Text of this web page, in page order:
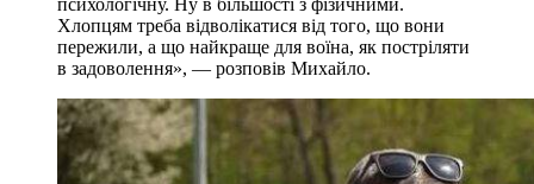
психологічну. Ну в більшості з фізичними.
Хлопцям треба відволікатися від того, що вони
пережили, а що найкраще для воїна, як постріляти
в задоволення», — розповів Михайло.